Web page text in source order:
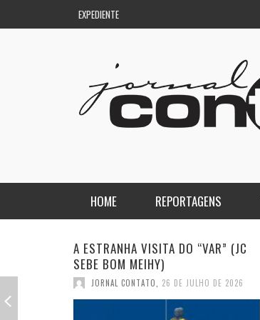
EXPEDIENTE
HOME REPORTAGENS
REGIONAL
DE PASSAGEM
QUASE: A PIOR PALAVRA DO
DICIONÁRIO (JC SEBE BOM MEIHY)
JORNAL CONTATO 19 DE JULHO DE 2026